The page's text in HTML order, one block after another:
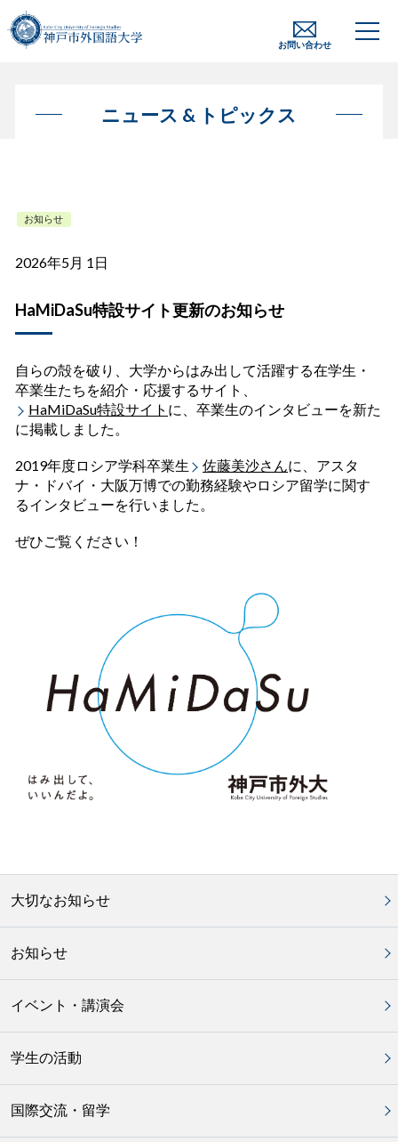
お問い合わせ
ニュース & トピックス
お知らせ
2026年5月 1日
HaMiDaSu特設サイト更新のお知らせ
自らの殻を破り、大学からはみ出して活躍する在学生・
卒業生たちを紹介・応援するサイト、
HaMiDaSu特設サイト に、卒業生のインタビューを新た
に掲載しました 。
2019年度ロシア学科卒業生 佐藤美沙さんに、アスタ
ナ・ドバイ・大阪万博での勤務経験やロシア留学に関す
るインタビューを行い ました。
ぜひご覧ください！
大切なお知らせ
お知らせ
イベント・講演会
学生の活動
国際交流・留学